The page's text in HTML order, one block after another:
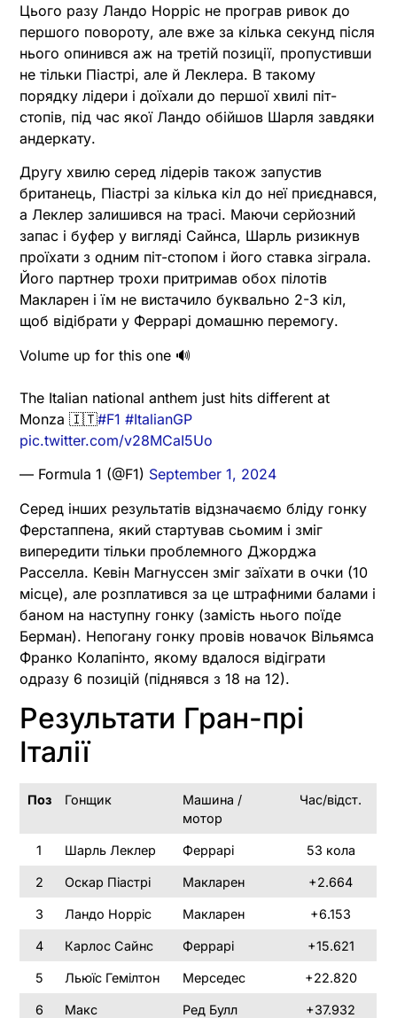
Цього разу Ландо Норріс не програв ривок до
першого повороту, але вже за кілька секунд після
нього опинився аж на третій позиції, пропустивши
не тільки Піастрі, але й Леклера. В такому
порядку лідери і доїхали до першої хвилі піт-
стопів, під час якої Ландо обійшов Шарля завдяки
андеркату.
Другу хвилю серед лідерів також запустив
британець, Піастрі за кілька кіл до неї приєднався,
а Леклер залишився на трасі. Маючи серйозний
запас і буфер у вигляді Сайнса, Шарль ризикнув
проїхати з одним піт-стопом і його ставка зіграла.
Його партнер трохи притримав обох пілотів
Макларен і їм не вистачило буквально 2-3 кіл,
щоб відібрати у Феррарі домашню перемогу.
Volume up for this one 🔊
The Italian national anthem just hits different at
Monza 🇮🇹#F1 #ItalianGP
pic.twitter.com/v28MCaI5Uo
— Formula 1 (@F1) September 1, 2024
Серед інших результатів відзначаємо бліду гонку
Ферстаппена, який стартував сьомим і зміг
випередити тільки проблемного Джорджа
Расселла. Кевін Магнуссен зміг заїхати в очки (10
місце), але розплатився за це штрафними балами і
баном на наступну гонку (замість нього поїде
Берман). Непогану гонку провів новачок Вільямса
Франко Колапінто, якому вдалося відіграти
одразу 6 позицій (піднявся з 18 на 12).
Результати Гран-прі
Італії
Поз Гонщик
Машина /
мотор
Час/відст.
1 Шарль Леклер Феррарі 53 кола
2 Оскар Піастрі Макларен +2.664
3 Ландо Норріс Макларен +6.153
4 Карлос Сайнс Феррарі +15.621
5 Льюїс Гемілтон Мерседес +22.820
6
Макс
Ред Булл +37.932